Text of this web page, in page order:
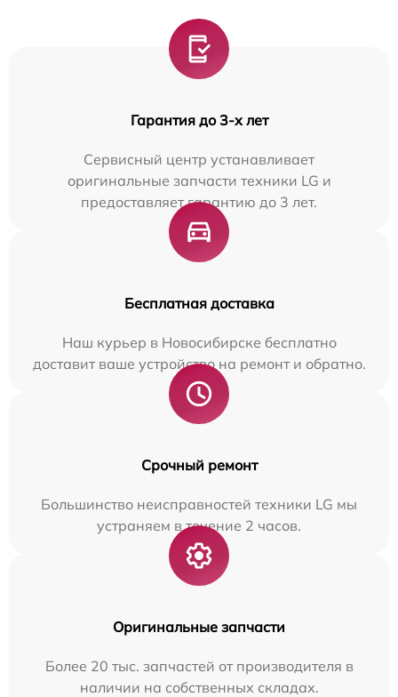
Гарантия до 3-х лет
Сервисный центр устанавливает
оригинальные запчасти техники LG и
предоставляет гарантию до 3 лет.
Бесплатная доставка
Наш курьер в Новосибирске бесплатно
доставит ваше устройство на ремонт и обратно.
Срочный ремонт
Большинство неисправностей техники LG мы
устраняем в течение 2 часов.
Оригинальные запчасти
Более 20 тыс. запчастей от производителя в
наличии на собственных складах.